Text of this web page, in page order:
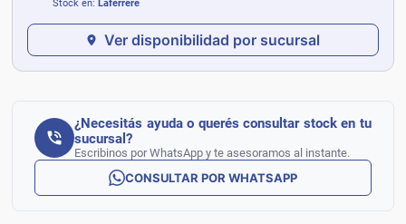
Stock en: Laferrere
Ver disponibilidad por sucursal
¿Necesitás ayuda o querés consultar stock en tu
sucursal?
Escribinos por WhatsApp y te asesoramos al instante.
CONSULTAR POR WHATSAPP